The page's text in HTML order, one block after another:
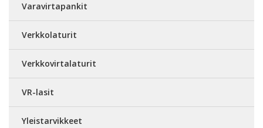
Varavirtapankit
Verkkolaturit
Verkkovirtalaturit
VR-lasit
Yleistarvikkeet